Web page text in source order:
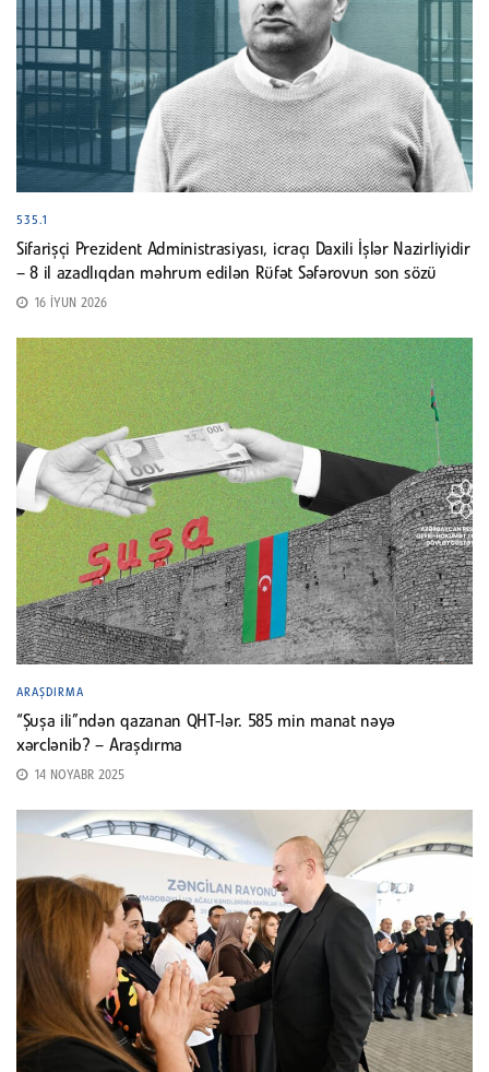
535.1
Sifarişçi Prezident Administrasiyası, icraçı Daxili İşlər Nazirliyidir
– 8 il azadlıqdan məhrum edilən Rüfət Səfərovun son sözü
16 İYUN 2026
ARAŞDIRMA
“Şuşa ili”ndən qazanan QHT-lər. 585 min manat nəyə
xərclənib? – Araşdırma
14 NOYABR 2025